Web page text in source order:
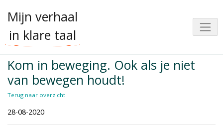
Mijn verhaal
in klare taal
Kom in beweging. Ook als je niet
van bewegen houdt!
Terug naar overzicht
28-08-2020